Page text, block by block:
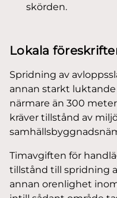
skörden.
Lokala
Spridning av
annan starkt
närmare än 300
kräver tillstånd av
Timavgiften för
tillstånd till spridning
annan orenlighet